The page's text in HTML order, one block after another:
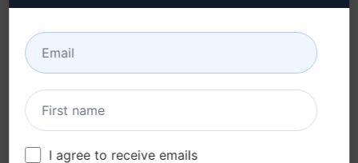
利用規定 (en)
利用規約 (en)
ブラウザ拡張機能用語
(en)
請求条件 (en)
I agree to receive emails